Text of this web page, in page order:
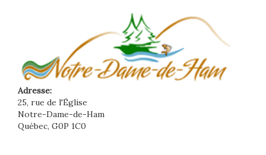
Adresse:
25, rue de l'Église
Notre-Dame-de-Ham
Québec, G0P 1C0